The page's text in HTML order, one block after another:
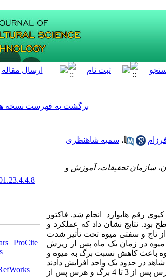
برگشت به فهرست نسخه
، سمیه شاهنظری
سازمان تحقیقات، آموزش و
رقم هایوارد انجام شد. فاکتور
نتایج نشان داد که عملکرد و
تاج و سفتی میوه تحت تأثیر شدت
هرس پس از آخرین میوه در زمان یک ماه پس از ریزش
پس از آخرین میوه باعث کاهش نسبت برگ به میوه و
در حدود یک واحد افزایش دادند
و ماده خشک اثر معنی‌داری نداشتند. با توجه به نتایج، هرس پس از 3 تا 4 برگ و هرس پس از
| ProCite